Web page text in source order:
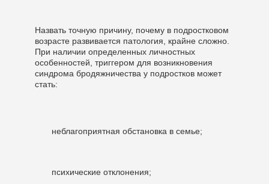
Назвать точную причину, почему в подростковом
возрасте развивается патология, крайне сложно.
При наличии определенных личностных
особенностей, триггером для возникновения
синдрома бродяжничества у подростков может
стать:
неблагоприятная обстановка в семье;
психические отклонения;